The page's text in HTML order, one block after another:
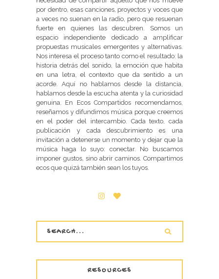
por dentro, esas canciones, proyectos y voces que
a veces no suenan en la radio, pero que resuenan
fuerte en quienes las descubren. Somos un
espacio independiente dedicado a amplificar
propuestas musicales emergentes y alternativas.
Nos interesa el proceso tanto como el resultado: la
historia detrás del sonido, la emoción que habita
en una letra, el contexto que da sentido a un
acorde. Aquí no hablamos desde la distancia,
hablamos desde la escucha atenta y la curiosidad
genuina. En Ecos Compartidos recomendamos,
reseñamos y difundimos música porque creemos
en el poder del intercambio. Cada texto, cada
publicación y cada descubrimiento es una
invitación a detenerse un momento y dejar que la
música haga lo suyo: conectar. No buscamos
imponer gustos, sino abrir caminos. Compartimos
ecos que quizá también sean los tuyos.
RESOURCES